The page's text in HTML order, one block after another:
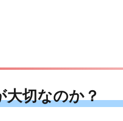
大切なのか？